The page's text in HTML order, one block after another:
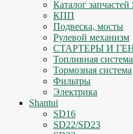
Каталог
КПП
Подвеска, мосты
Рулевой механизм
СТАРТЕРЫ И
Топливная система
Тормозная система
Фильтры
Электрика
Shantui
SD16
SD22/SD23